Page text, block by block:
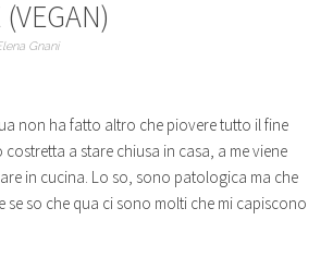
Gnani
non ha fatto altro che piovere tutto il fine
costretta a stare chiusa in casa, a me viene
in cucina. Lo so, sono patologica ma che
se so che qua ci sono molti che mi capiscono